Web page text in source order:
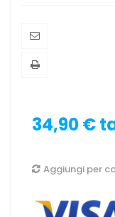
34,90 €
Aggiungi per